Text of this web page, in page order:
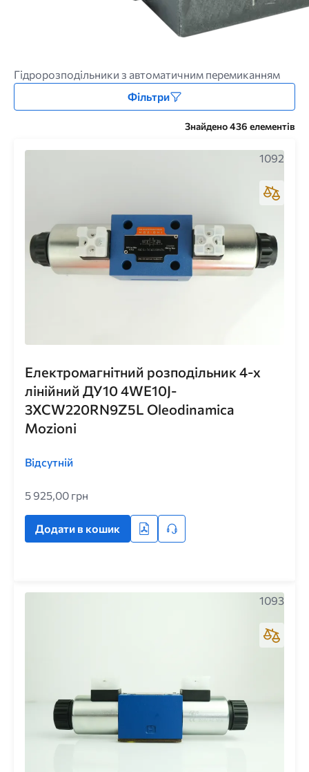
Гідророзподільники з автоматичним перемиканням
Фільтри
Знайдено 436 елементів
Електромагнітний розподільник 4-х
лінійний ДУ10 4WE10J-
3XCW220RN9Z5L Oleodinamica
Mozioni
Відсутній
5 925,00 грн
Додати в кошик
1092
1093